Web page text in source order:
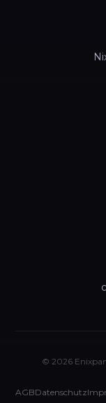
© 2026
AGBDatenschutz